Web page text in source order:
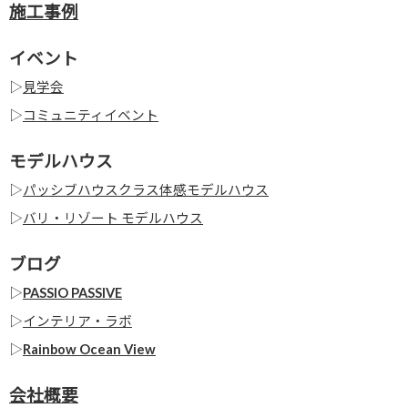
施工事例
イベント
▷ 見学会
▷コミュニティイベント
モデルハウス
▷パッシブハウスクラス体感モデルハウス
▷バリ・リゾート モデルハウス
ブログ
▷PASSIO PASSIVE
▷インテリア・ラボ
▷Rainbow Ocean View
会社概要